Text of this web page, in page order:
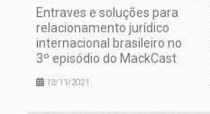
Entraves e soluções para
relacionamento jurídico
internacional brasileiro no
3º episódio do MackCast
12/11/2021